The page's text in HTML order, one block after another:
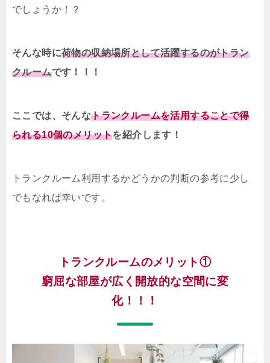
でしょうか！？
そんな時に荷物の収納場所として活躍するのがトラン
クルームです！！！
ここでは、そんなトランクルームを活用することで得
られる10個のメリットを紹介します！
トランクルーム利用するかどうかの判断の参考に少し
でもなれば幸いです。
トランクルームのメリット①
窮屈な部屋が広く開放的な空間に変
化！！！